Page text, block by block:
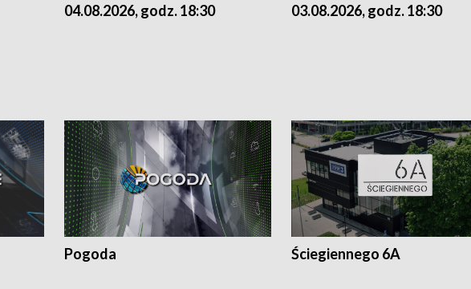
04.08.2026, godz. 18:30 03.08.2026, godz. 18:30
Pogoda Ściegiennego 6A